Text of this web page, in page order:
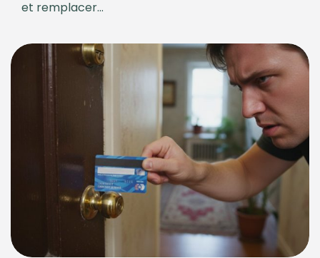
et remplacer...